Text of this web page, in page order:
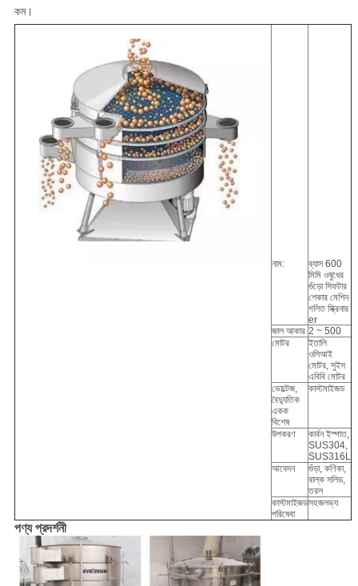
কম।
নাম:
ব্যাস 600
মিমি ওষুধের
গুঁড়ো সিফটার
শেকার মেশিন
গলিত স্ক্রিনার
er
জাল আকার 2 ~ 500
মোটর
ইতালি
ওলিআই
মোটর, সুইস
এবিবি মোটর
ভোল্টেজ,
বৈদ্যুতিক
একক
বিশেষ
কাস্টমাইজড
উপকরণ
কার্বন ইস্পাত,
SUS304,
SUS316L
আবেদন
গুঁড়া, কণিকা,
বাল্ক সলিড,
তরল
কাস্টমাইজড
পরিষেবা
সহজলভ্য
পণ্য প্রদর্শনী